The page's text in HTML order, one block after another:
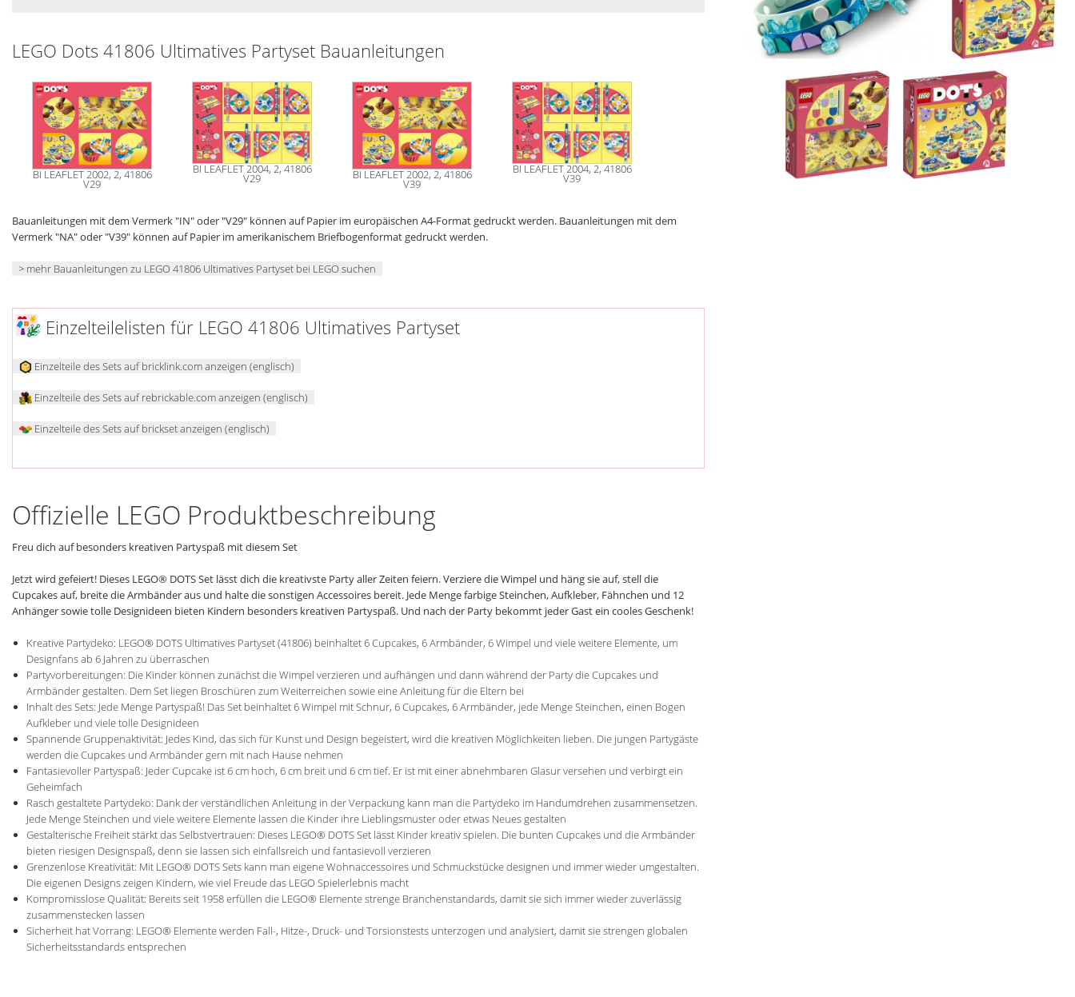
LEGO Dots 41806 Ultimatives Partyset Bauanleitungen
BI LEAFLET 2002, 2, 41806
V29
BI LEAFLET 2004, 2, 41806
V29 BI LEAFLET 2002, 2, 41806
V39
BI LEAFLET 2004, 2, 41806
V39
Bauanleitungen mit dem Vermerk "IN" oder "V29" können auf Papier im europäischen A4-Format gedruckt werden. Bauanleitungen mit dem
Vermerk "NA" oder "V39" können auf Papier im amerikanischem Briefbogenformat gedruckt werden.
> mehr Bauanleitungen zu LEGO 41806 Ultimatives Partyset bei LEGO suchen
Einzelteilelisten für LEGO 41806 Ultimatives Partyset
Einzelteile des Sets auf bricklink.com anzeigen (englisch)
Einzelteile des Sets auf rebrickable.com anzeigen (englisch)
Einzelteile des Sets auf brickset anzeigen (englisch)
Offizielle LEGO Produktbeschreibung
Freu dich auf besonders kreativen Partyspaß mit diesem Set
Jetzt wird gefeiert! Dieses LEGO® DOTS Set lässt dich die kreativste Party aller Zeiten feiern. Verziere die Wimpel und häng sie auf, stell die
Cupcakes auf, breite die Armbänder aus und halte die sonstigen Accessoires bereit. Jede Menge farbige Steinchen, Aufkleber, Fähnchen und 12
Anhänger sowie tolle Designideen bieten Kindern besonders kreativen Partyspaß. Und nach der Party bekommt jeder Gast ein cooles Geschenk!
Kreative Partydeko: LEGO® DOTS Ultimatives Partyset (41806) beinhaltet 6 Cupcakes, 6 Armbänder, 6 Wimpel und viele weitere Elemente, um
Designfans ab 6 Jahren zu überraschen
Partyvorbereitungen: Die Kinder können zunächst die Wimpel verzieren und aufhängen und dann während der Party die Cupcakes und
Armbänder gestalten. Dem Set liegen Broschüren zum Weiterreichen sowie eine Anleitung für die Eltern bei
Inhalt des Sets: Jede Menge Partyspaß! Das Set beinhaltet 6 Wimpel mit Schnur, 6 Cupcakes, 6 Armbänder, jede Menge Steinchen, einen Bogen
Aufkleber und viele tolle Designideen
Spannende Gruppenaktivität: Jedes Kind, das sich für Kunst und Design begeistert, wird die kreativen Möglichkeiten lieben. Die jungen Partygäste
werden die Cupcakes und Armbänder gern mit nach Hause nehmen
Fantasievoller Partyspaß: Jeder Cupcake ist 6 cm hoch, 6 cm breit und 6 cm tief. Er ist mit einer abnehmbaren Glasur versehen und verbirgt ein
Geheimfach
Rasch gestaltete Partydeko: Dank der verständlichen Anleitung in der Verpackung kann man die Partydeko im Handumdrehen zusammensetzen.
Jede Menge Steinchen und viele weitere Elemente lassen die Kinder ihre Lieblingsmuster oder etwas Neues gestalten
Gestalterische Freiheit stärkt das Selbstvertrauen: Dieses LEGO® DOTS Set lässt Kinder kreativ spielen. Die bunten Cupcakes und die Armbänder
bieten riesigen Designspaß, denn sie lassen sich einfallsreich und fantasievoll verzieren
Grenzenlose Kreativität: Mit LEGO® DOTS Sets kann man eigene Wohnaccessoires und Schmuckstücke designen und immer wieder umgestalten.
Die eigenen Designs zeigen Kindern, wie viel Freude das LEGO Spielerlebnis macht
Kompromisslose Qualität: Bereits seit 1958 erfüllen die LEGO® Elemente strenge Branchenstandards, damit sie sich immer wieder zuverlässig
zusammenstecken lassen
Sicherheit hat Vorrang: LEGO® Elemente werden Fall-, Hitze-, Druck- und Torsionstests unterzogen und analysiert, damit sie strengen globalen
Sicherheitsstandards entsprechen